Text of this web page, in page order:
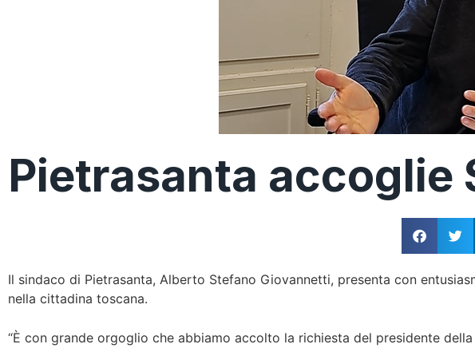
Pietrasanta
Il sindaco di Pietrasanta, Alberto Stefano Giovannetti, presenta con
nella cittadina toscana.
“È con grande orgoglio che abbiamo accolto la richiesta del presidente